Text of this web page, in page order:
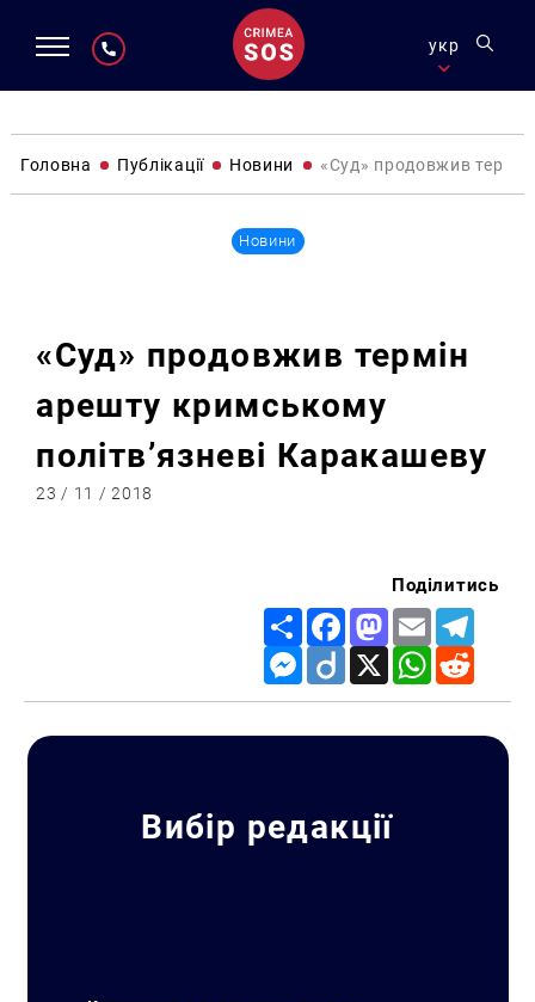
укр
Головна Публікації Новини «Суд» продовжив
Новини
«Суд» продовжив термін
арешту кримському
політв’язневі Каракашеву
23 / 11 / 2018
Поділитись
Share FacebookMastodon
Email
Messenger
Diigo X WhatsApp
Вибір редакції